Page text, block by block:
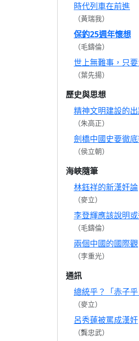
時代列車在前進
（黃瑞我）
保釣25週年懷想
（毛鑄倫）
世上無難事，只
（葉先揚）
歷史與思想
精神文明建設的
（朱高正）
劍橋中國史要徹
（侯立朝）
海峽隨筆
林鈺祥的新漢奸論
（麥立）
李登輝應該說明
（毛鑄倫）
兩個中國的國際觀
（李重光）
通訊
總統乎？「赤子乎
（麥立）
呂秀蓮被罵成漢奸
（龔忠武）